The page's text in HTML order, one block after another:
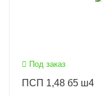
Под заказ
ПСП 1,48 б5 ш4